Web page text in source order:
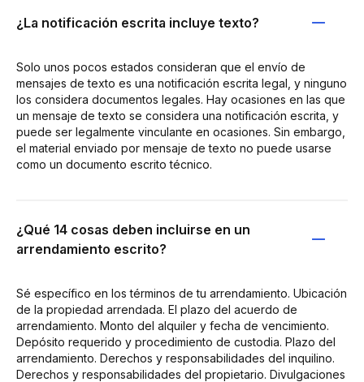
¿La notificación escrita incluye texto?
Solo unos pocos estados consideran que el envío de
mensajes de texto es una notificación escrita legal, y ninguno
los considera documentos legales. Hay ocasiones en las que
un mensaje de texto se considera una notificación escrita, y
puede ser legalmente vinculante en ocasiones. Sin embargo,
el material enviado por mensaje de texto no puede usarse
como un documento escrito técnico.
¿Qué 14 cosas deben incluirse en un
arrendamiento escrito?
Sé específico en los términos de tu arrendamiento. Ubicación
de la propiedad arrendada. El plazo del acuerdo de
arrendamiento. Monto del alquiler y fecha de vencimiento.
Depósito requerido y procedimiento de custodia. Plazo del
arrendamiento. Derechos y responsabilidades del inquilino.
Derechos y responsabilidades del propietario. Divulgaciones